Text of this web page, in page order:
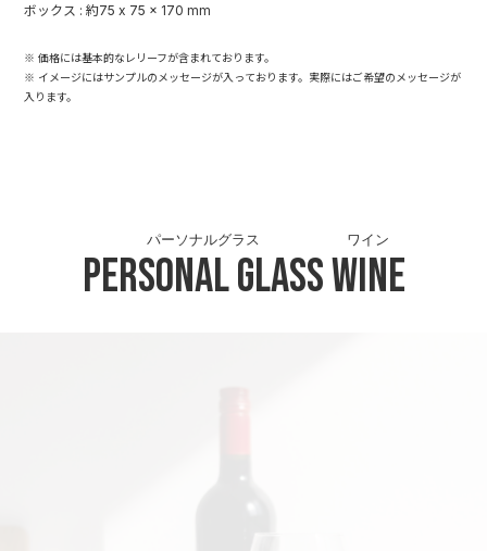
ボックス : 約75 x 75 x 170 mm
※ 価格には基本的なレリーフが含まれております。
※ イメージにはサンプルのメッセージが入っております。実際にはご希望のメッセージが
入ります。
Personal Glass
パーソナルグラス
Wine
ワイン